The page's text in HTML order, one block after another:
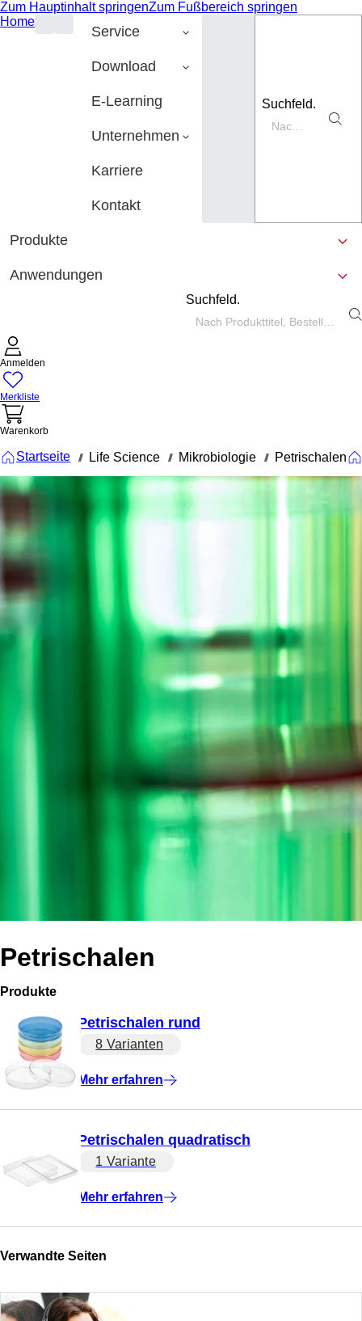
Zum Hauptinhalt springenZum Fußbereich springen
Home
Service
Download
E-Learning
Unternehmen
Karriere
Kontakt
Suchfeld.
Produkte
Anwendungen
Suchfeld.
Anmelden
Merkliste
Warenkorb
Startseite /// Life Science /// Mikrobiologie /// Petrischalen
Petrischalen
Produkte
Petrischalen rund
8 Varianten
Mehr erfahren
Petrischalen quadratisch
1 Variante
Mehr erfahren
Verwandte Seiten